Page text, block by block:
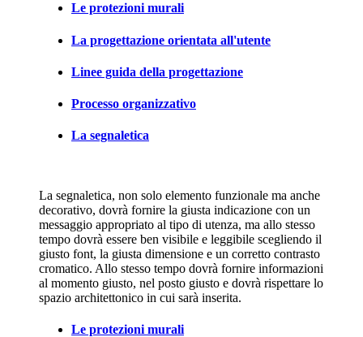
Le protezioni murali
La progettazione orientata all'utente
Linee guida della progettazione
Processo organizzativo
La segnaletica
La segnaletica, non solo elemento funzionale ma anche
decorativo, dovrà fornire la giusta indicazione con un
messaggio appropriato al tipo di utenza, ma allo stesso
tempo dovrà essere ben visibile e leggibile scegliendo il
giusto font, la giusta dimensione e un corretto contrasto
cromatico. Allo stesso tempo dovrà fornire informazioni
al momento giusto, nel posto giusto e dovrà rispettare lo
spazio architettonico in cui sarà inserita.
Le protezioni murali